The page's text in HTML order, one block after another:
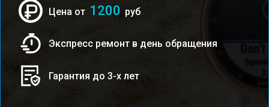
Цена от 1200 руб
Экспресс ремонт в день обращения
Гарантия до 3-х лет